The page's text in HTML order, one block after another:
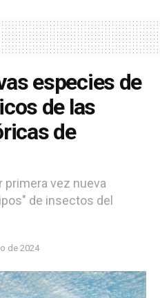
especies de
de las
de
vez nueva
de insectos del
de 2024